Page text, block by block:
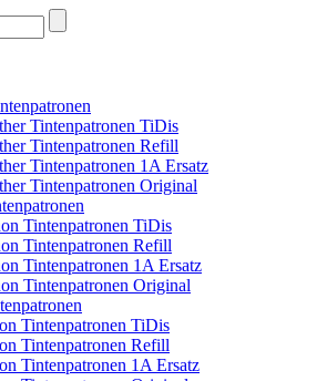
Tintenpatronen TiDis
Tintenpatronen Refill
Tintenpatronen 1A Ersatz
Tintenpatronen Original
Tintenpatronen TiDis
Tintenpatronen Refill
Tintenpatronen 1A Ersatz
Tintenpatronen Original
Tintenpatronen TiDis
Tintenpatronen Refill
Tintenpatronen 1A Ersatz